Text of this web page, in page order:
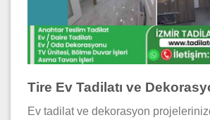
Tire Ev Tadilatı ve
Ev tadilat ve dekorasyon